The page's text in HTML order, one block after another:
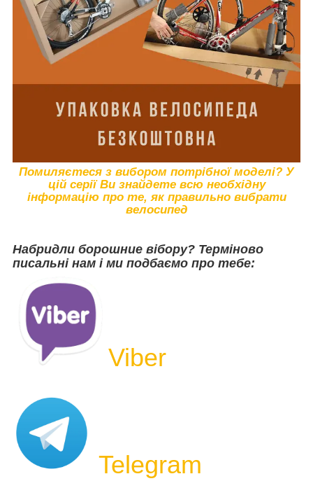
Помиляєтеся з вибором потрібної моделі? У
цій серії Ви знайдете всю необхідну
інформацію про те, як правильно вибрати
велосипед
Набридли борошние вібору? Терміново
писальні нам і ми подбаємо про тебе:
Viber
Telegram